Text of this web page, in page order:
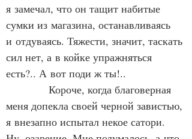
я замечал, что он тащит набитые
сумки из магазина, останавливаясь
и отдуваясь. Тяжести, значит, таскать
сил нет, а в койке упражняться
есть?.. А вот поди ж ты!..
Короче, когда благоверная
меня допекла своей черной завистью,
я внезапно испытал некое сатори.